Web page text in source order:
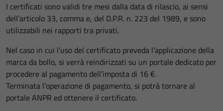
I certificati sono validi tre mesi dalla data di rilascio, ai sensi
dell’articolo 33, comma e, del D.P.R. n. 223 del 1989, e sono
utilizzabili nei rapporti tra privati.
Nel caso in cui l’uso del certificato preveda l’applicazione della
marca da bollo, si verrà reindirizzati su un portale dedicato per
procedere al pagamento dell’imposta di 16 €.
Terminata l’operazione di pagamento, si potrà tornare al
portale ANPR ed ottenere il certificato.